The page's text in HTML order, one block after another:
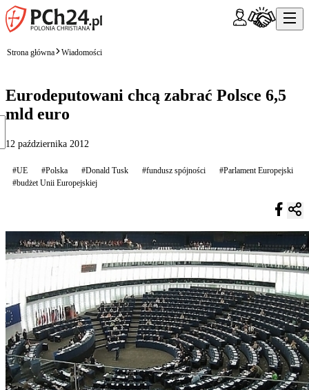
Strona główna Wiadomości
Eurodeputowani chcą zabrać Polsce 6,5
mld euro
12 października 2012
#UE #Polska #Donald Tusk #fundusz spójności
#Parlament Europejski
#budżet Unii Europejskiej